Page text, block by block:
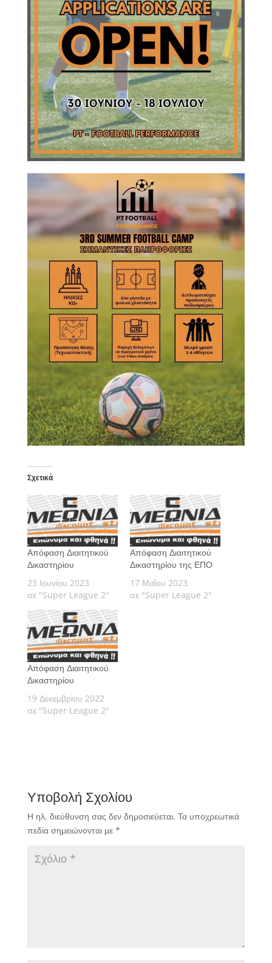
Σχετικά
Απόφαση Διαιτητικού
Δικαστηρίου
23 Ιουνίου 2023
σε "Super League 2"
Απόφαση Διαιτητικού
Δικαστηρίου της ΕΠΟ
17 Μαΐου 2023
σε "Super League 2"
Απόφαση Διαιτητικού
Δικαστηρίου
19 Δεκεμβρίου 2022
σε "Super League 2"
Υποβολή Σχολίου
Η ηλ. διεύθυνση σας δεν δημοσιεύεται. Τα υποχρεωτικά
πεδία σημειώνονται με *